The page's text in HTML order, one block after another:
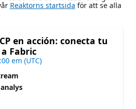
Reaktorns startsida för att se alla
en acción: conecta tu
Fabric
em (UTC)